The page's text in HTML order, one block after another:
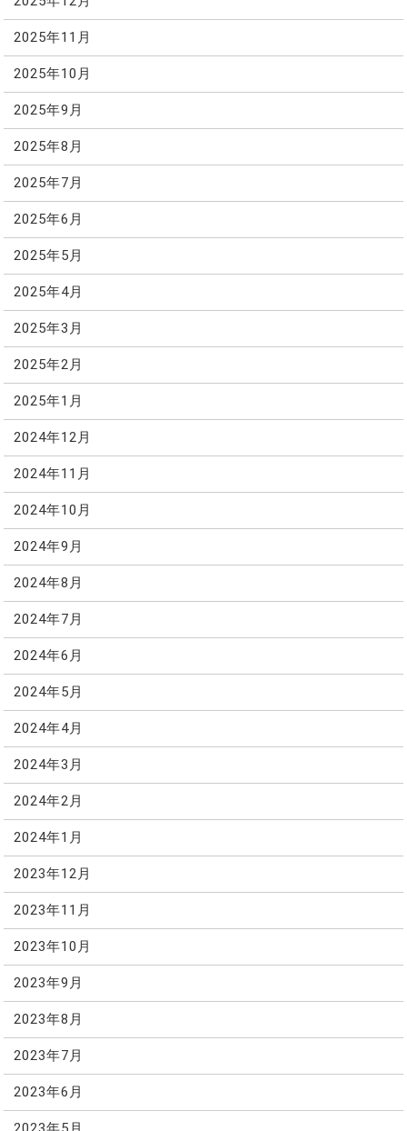
2025年11月
2025年10月
2025年9月
2025年8月
2025年7月
2025年6月
2025年5月
2025年4月
2025年3月
2025年2月
2025年1月
2024年12月
2024年11月
2024年10月
2024年9月
2024年8月
2024年7月
2024年6月
2024年5月
2024年4月
2024年3月
2024年2月
2024年1月
2023年12月
2023年11月
2023年10月
2023年9月
2023年8月
2023年7月
2023年6月